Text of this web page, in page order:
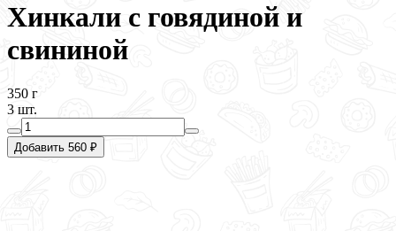
Хинкали с говядиной и
свининой
350 г
3 шт.
Добавить 560 ₽